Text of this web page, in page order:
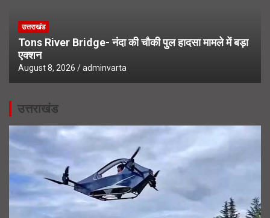
उत्तराखंड
Tons River Bridge- नंदा की चौकी पुल हादसा मामले में बड़ा
एक्शन
August 8, 2026 adminvarta
उत्तराखंड